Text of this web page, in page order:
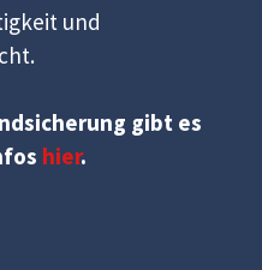
und
gibt es
hier.